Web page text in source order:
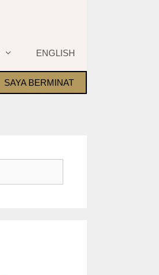
ENGLISH
SAYA BERMINAT